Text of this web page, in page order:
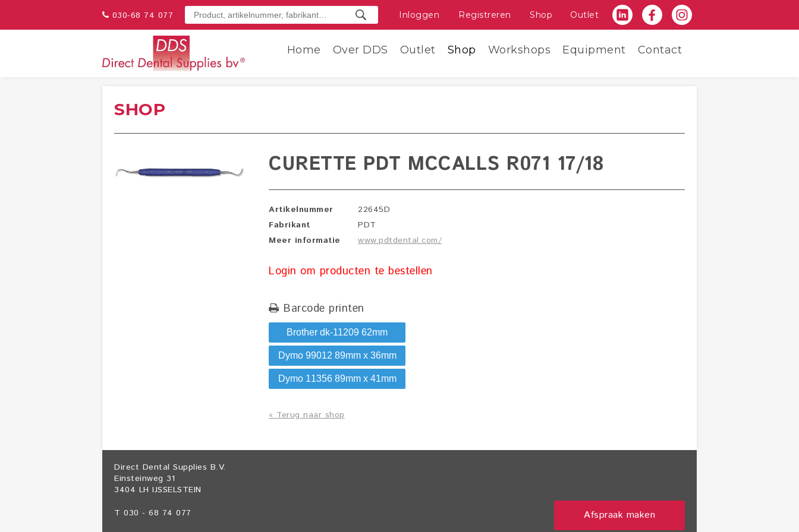
030-68 74 077 Inloggen Registreren Shop Outlet
Home Over DDS Outlet Shop Workshops Equipment Contact
SHOP
CURETTE PDT MCCALLS R071 17/18
Artikelnummer
22645D
Fabrikant
PDT
Meer informatie
www.pdtdental.com/
Login om producten te bestellen
Barcode printen
Brother dk-11209 62mm
Dymo 99012 89mm x 36mm
Dymo 11356 89mm x 41mm
« Terug naar shop
Direct Dental Supplies B.V.
Einsteinweg 31
3404 LH IJSSELSTEIN
T 030 - 68 74 077
Afspraak maken